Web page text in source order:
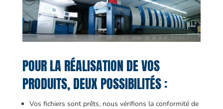
POUR LA RÉALISATION DE VOS
PRODUITS, DEUX POSSIBILITÉS :
Vos fichiers sont prêts, nous vérifions la conformité de